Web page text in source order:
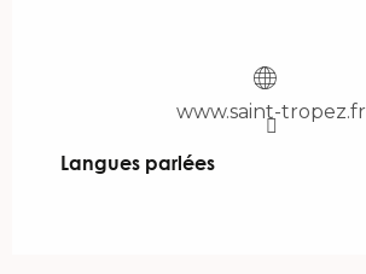
www.saint-tropez.fr
Langues parlées
Langues parlées